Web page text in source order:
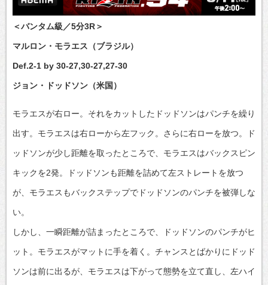
＜バンタム級／5分3R＞
マルロン・モラエス（ブラジル）
Def.2-1 by 30-27,30-27,27-30
ジョン・ドッドソン（米国）
モラエスが右ロー。それをカットしたドッドソンはパンチを繰り
出す。モラエスは右ローから左フック。さらに右ローを放つ。ド
ッドソンが少し距離を取ったところで、モラエスはバックスピン
キックを2発。ドッドソンも距離を詰めて左ストレートを放つ
が、モラエスもバックステップでドッドソンのパンチを被弾しな
い。
しかし、一瞬距離が詰まったところで、ドッドソンのパンチがヒ
ット。モラエスがマットに手を着く。チャンスとばかりにドッド
ソンは前に出るが、モラエスは下がって態勢を立て直し、左ハイ